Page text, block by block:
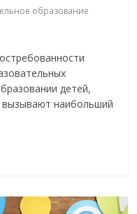
образование
детей,
наибольший